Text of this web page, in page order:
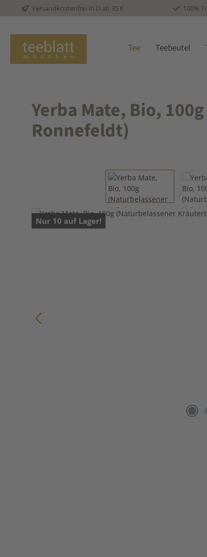
Hauptinhalt springen
Zur Suche springen
Zur Hauptnavigation springen
Versandkostenfrei in D ab 35 € 100%
Tee Teebeutel
Yerba Mate, Bio,
Ronnefeldt)
Bildergalerie überspringen
Nur 10 auf Lager!